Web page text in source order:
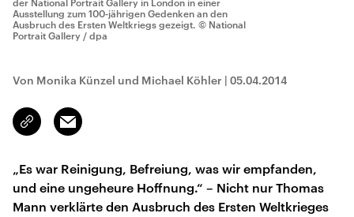
der National Portrait Gallery in London in einer
Ausstellung zum 100-jährigen Gedenken an den
Ausbruch des Ersten Weltkriegs gezeigt. © National
Portrait Gallery / dpa
Von Monika Künzel und Michael Köhler | 05.04.2014
Link
kopieren/teilen
Email
„Es war Reinigung, Befreiung, was wir empfanden,
und eine ungeheure Hoffnung.“ – Nicht nur Thomas
Mann verklärte den Ausbruch des Ersten Weltkrieges